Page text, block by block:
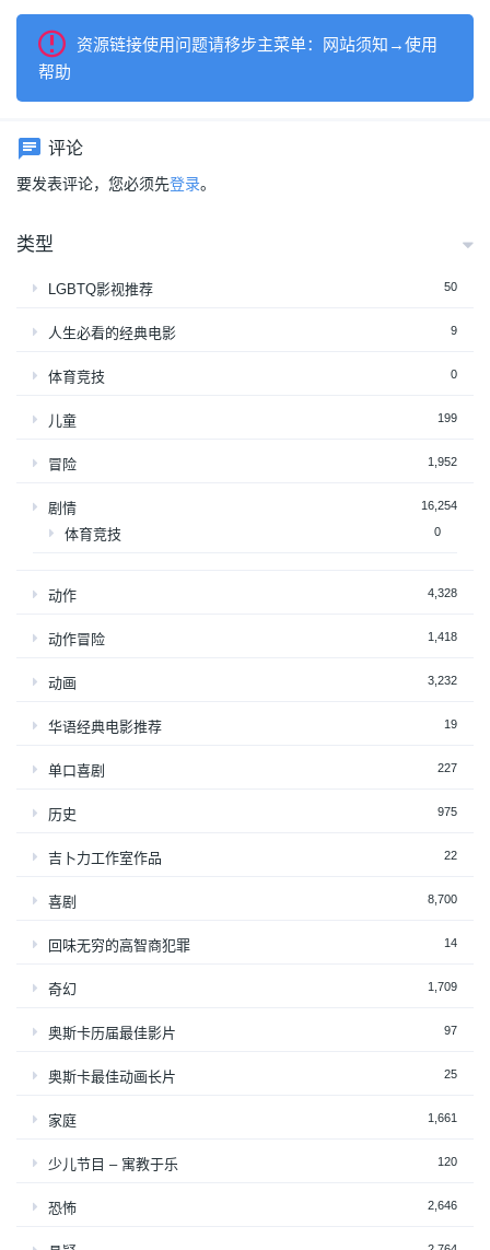
资源链接使用问题请移步主菜单：网站须知→使用
帮助
评论
要发表评论，您必须先登录。
类型
LGBTQ影视推荐 50
人生必看的经典电影 9
体育竞技 0
儿童 199
冒险 1,952
剧情 16,254
体育竞技 0
动作 4,328
动作冒险 1,418
动画 3,232
华语经典电影推荐 19
单口喜剧 227
历史 975
吉卜力工作室作品 22
喜剧 8,700
回味无穷的高智商犯罪 14
奇幻 1,709
奥斯卡历届最佳影片 97
奥斯卡最佳动画长片 25
家庭 1,661
少儿节目 – 寓教于乐 120
恐怖 2,646